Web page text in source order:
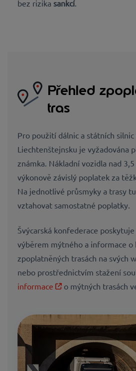
bez rizika sankcí.
Přehled
tras
Pro použití dálnic a státních silnic
Liechtenštejnsku je vyžadována
známka. Nákladní vozidla nad
výkonově závislý poplatek za
Na jednotlivé průsmyky a trasy
vztahovat samostatné poplatky.
Švýcarská konfederace
výběrem mýtného a informace o
zpoplatněných trasách na svých
nebo prostřednictvím stažení
informace
o mýtných trasách